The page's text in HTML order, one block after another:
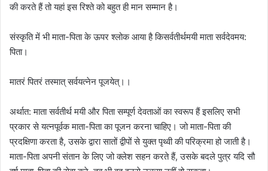
की करते हैं तो यहां इस रिश्ते को बहुत ही मान सम्मान है।
संस्कृति में भी माता-पिता के ऊपर श्लोक आया है किसर्वतीर्थमयी माता सर्वदेवमय:
पिता।
मातरं पितरं तस्मात् सर्वयत्नेन पूजयेत्।।
अर्थात: माता सर्वतीर्थ मयी और पिता सम्पूर्ण देवताओं का स्वरूप हैं इसलिए सभी
प्रकार से यत्नपूर्वक माता-पिता का पूजन करना चाहिए। जो माता-पिता की
प्रदक्षिणा करता है, उसके द्वारा सातों द्वीपों से युक्त पृथ्वी की परिक्रमा हो जाती है।
माता-पिता अपनी संतान के लिए जो क्लेश सहन करते हैं, उसके बदले पुत्र यदि सौ